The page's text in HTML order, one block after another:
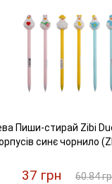
Пиши-стирай Zibi
синє чорнило
37 грн 60.84